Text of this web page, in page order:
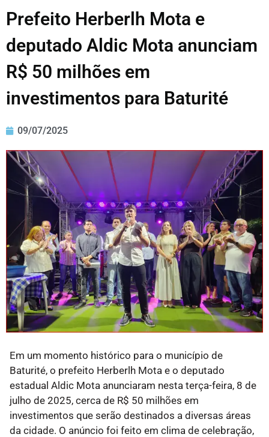
Prefeito Herberlh Mota e
deputado Aldic Mota anunciam
R$ 50 milhões em
investimentos para Baturité
09/07/2025
Em um momento histórico para o município de
Baturité, o prefeito Herberlh Mota e o deputado
estadual Aldic Mota anunciaram nesta terça-feira, 8 de
julho de 2025, cerca de R$ 50 milhões em
investimentos que serão destinados a diversas áreas
da cidade. O anúncio foi feito em clima de celebração,